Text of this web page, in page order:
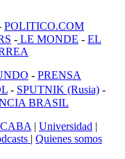
POLITICO.COM
- LE MONDE - EL
- PRENSA
- SPUTNIK (Rusia) -
BRASIL
CABA | Universidad |
| Quienes somos